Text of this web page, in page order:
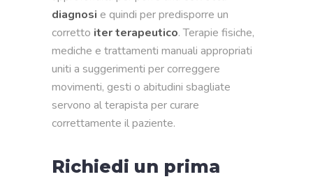
diagnosi e quindi per predisporre un
corretto iter terapeutico. Terapie fisiche,
mediche e trattamenti manuali appropriati
uniti a suggerimenti per correggere
movimenti, gesti o abitudini sbagliate
servono al terapista per curare
correttamente il paziente.
Richiedi un prima